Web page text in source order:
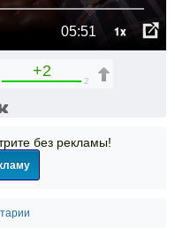
05:51 1x
+2
2
без рекламы!